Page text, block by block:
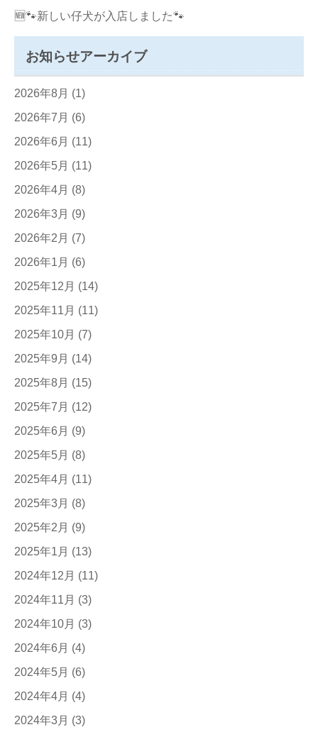
🆕🐾新しい仔犬が入店しました🐾
お知らせアーカイブ
2026年8月 (1)
2026年7月 (6)
2026年6月 (11)
2026年5月 (11)
2026年4月 (8)
2026年3月 (9)
2026年2月 (7)
2026年1月 (6)
2025年12月 (14)
2025年11月 (11)
2025年10月 (7)
2025年9月 (14)
2025年8月 (15)
2025年7月 (12)
2025年6月 (9)
2025年5月 (8)
2025年4月 (11)
2025年3月 (8)
2025年2月 (9)
2025年1月 (13)
2024年12月 (11)
2024年11月 (3)
2024年10月 (3)
2024年6月 (4)
2024年5月 (6)
2024年4月 (4)
2024年3月 (3)